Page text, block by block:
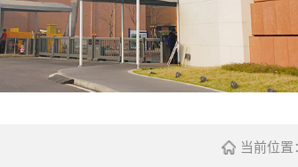
当前位置